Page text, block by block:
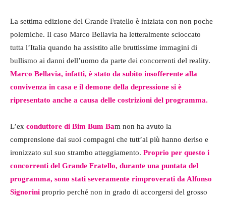
La settima edizione del Grande Fratello è iniziata con non poche
polemiche. Il caso Marco Bellavia ha letteralmente scioccato
tutta l’Italia quando ha assistito alle bruttissime immagini di
bullismo ai danni dell’uomo da parte dei concorrenti del reality.
Marco Bellavia, infatti, è stato da subito insofferente alla
convivenza in casa e il demone della depressione si è
ripresentato anche a causa delle costrizioni del programma.
L’ex conduttore di Bim Bum Bam non ha avuto la
comprensione dai suoi compagni che tutt’al più hanno deriso e
ironizzato sul suo strambo atteggiamento. Proprio per questo i
concorrenti del Grande Fratello, durante una puntata del
programma, sono stati severamente rimproverati da Alfonso
Signorini proprio perché non in grado di accorgersi del grosso